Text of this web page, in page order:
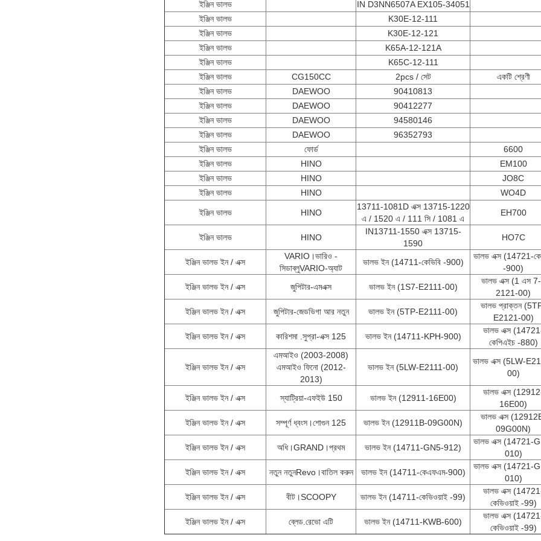
ইঞ্জিন ভালভ
IN D3NN6507A EX105-34051
ইঞ্জিন ভালভ
K30E-12-111
ইঞ্জিন ভালভ
K30E-12-121
ইঞ্জিন ভালভ
K65A-12-121A
ইঞ্জিন ভালভ
K65C-12-111
ইঞ্জিন ভালভ
CG150CC 2pcs / সেট
একটি শ্রেণী
ইঞ্জিন ভালভ
DAEWOO
90410813
ইঞ্জিন ভালভ
DAEWOO
90412277
ইঞ্জিন ভালভ
DAEWOO
94580146
ইঞ্জিন ভালভ
DAEWOO
96352793
ইঞ্জিন ভালভ
ফোর্ড
6600
ইঞ্জিন ভালভ
HINO
EM100
ইঞ্জিন ভালভ
HINO
JO8C
ইঞ্জিন ভালভ
HINO WO4D
ইঞ্জিন ভালভ HINO
13711-1081D এক্স 13715-1220
এ / 1520 এ / 111 সি / 1081 এ
EH700
ইঞ্জিন ভালভ HINO
IN13711-1550 এক্স 13715-
1590
HO7C
ইঞ্জিন ভালভ ইন / এক্স
VARIO।ভারিও -
সিডাব্লুVARIO-অ্যাট
ভালভ ইন (14711-কেভিবি -900)
ভালভ এক্স (14721-
-900)
ইঞ্জিন ভালভ ইন / এক্স
জুপিটার-এমএক্স ভালভ ইন (1S7-E2111-00)
ভালভ এক্স (1 এস
2121-00)
ইঞ্জিন ভালভ ইন / এক্স
জুপিটার-জেডভিগা আর নতুন ভালভ ইন (5TP-E2111-00)
ভালভ প্রাক্তন
E2121-00)
ইঞ্জিন ভালভ ইন / এক্স
কারিশমা .সুপ্রা-এক্স 125 ভালভ ইন (14711-KPH-900)
ভালভ এক্স
কেপিএইচ -880)
ইঞ্জিন ভালভ ইন / এক্স
এমআইও (2003-2008)
এমআইও ফিনো (2012-
2013)
ভালভ ইন (5LW-E2111-00)
ভালভ এক্স (5LW-
00)
ইঞ্জিন ভালভ ইন / এক্স স্যাট্রিয়া-এফইউ 150 ভালভ ইন (12911-16E00)
ভালভ এক্স
16E00)
ইঞ্জিন ভালভ ইন / এক্স
সম্পূর্ণ ধ্বংস।শোগুন 125 ভালভ ইন (12911B-09G00N)
ভালভ এক্স
09G00N)
ইঞ্জিন ভালভ ইন / এক্স
অধি।GRAND।প্রথম ভালভ ইন (14711-GN5-912)
ভালভ এক্স (14721-
010)
ইঞ্জিন ভালভ ইন / এক্স
নতুন নতুনRevo।বাতিল করুন ভালভ ইন (14711-কেএফএম-900)
ভালভ এক্স (14721-
010)
ইঞ্জিন ভালভ ইন / এক্স
বীট।SCOOPY ভালভ ইন (14711-কেভিওয়াই -99)
ভালভ এক্স
কেভিওয়াই -99)
ইঞ্জিন ভালভ ইন / এক্স
ব্লেড.রেভো এটি ভালভ ইন (14711-KWB-600)
ভালভ এক্স
কেভিওয়াই -99)